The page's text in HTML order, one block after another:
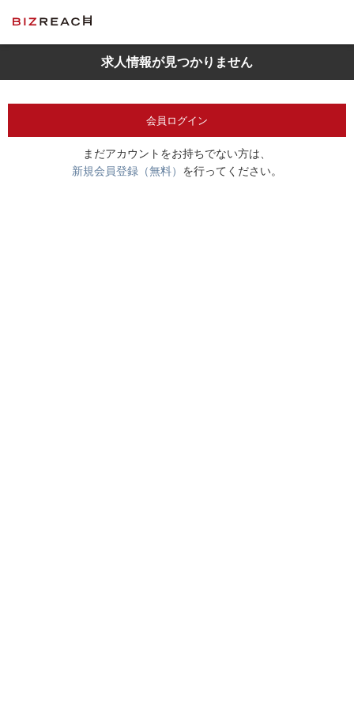
求人情報が見つかりません
会員ログイン
まだアカウントをお持ちでない方は、
新規会員登録（無料） を行ってください。